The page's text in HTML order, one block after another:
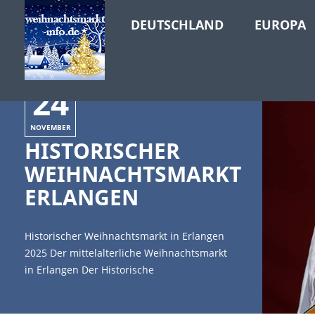
DEUTSCHLAND EUROPA
24
NOVEMBER
HISTORISCHER
WEIHNACHTSMARKT
ERLANGEN
Historischer Weihnachtsmarkt in Erlangen
2025 Der mittelalterliche Weihnachtsmarkt
in Erlangen Der Historische